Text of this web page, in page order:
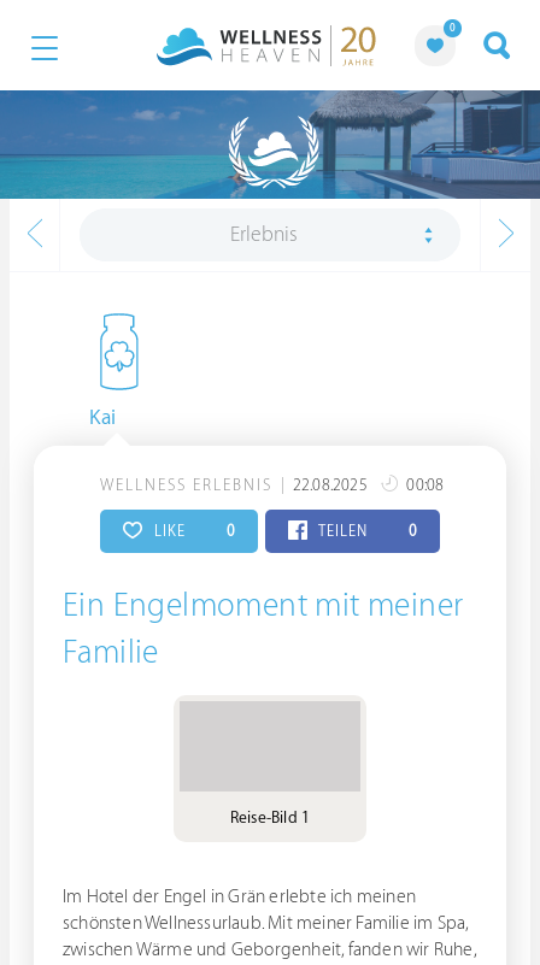
0
Erlebnis
Kai
WELLNESS ERLEBNIS 22.08.2025 00:08
LIKE 0 TEILEN 0
Ein Engelmoment mit meiner
Familie
Reise-Bild 1
Im Hotel der Engel in Grän erlebte ich meinen
schönsten Wellnessurlaub. Mit meiner Familie im Spa,
zwischen Wärme und Geborgenheit, fanden wir Ruhe,